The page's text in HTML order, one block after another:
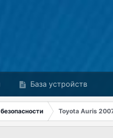
База устройств
Toyota Auris